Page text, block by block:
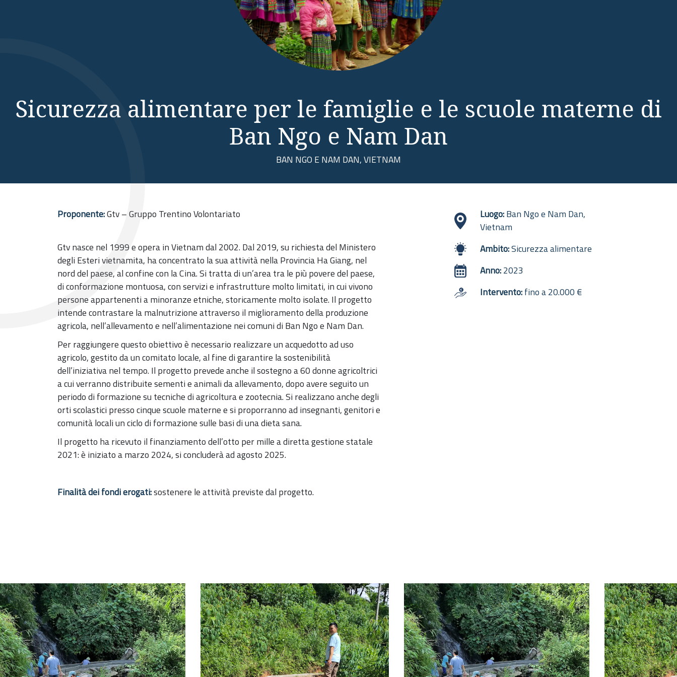
Sicurezza alimentare per le famiglie e le scuole materne di
Ban Ngo e Nam Dan
BAN NGO E NAM DAN, VIETNAM
Proponente:Gtv – Gruppo Trentino Volontariato
Gtv nasce nel 1999 e opera in Vietnam dal 2002. Dal 2019, su richiesta del Ministero
degli Esteri vietnamita, ha concentrato la sua attività nella Provincia Ha Giang, nel
nord del paese, al confine con la Cina. Si tratta di un’area tra le più povere del paese,
di conformazione montuosa, con servizi e infrastrutture molto limitati, in cui vivono
persone appartenenti a minoranze etniche, storicamente molto isolate. Il progetto
intende contrastare la malnutrizione attraverso il miglioramento della produzione
agricola, nell’allevamento e nell’alimentazione nei comuni di Ban Ngo e Nam Dan.
Per raggiungere questo obiettivo è necessario realizzare un acquedotto ad uso
agricolo, gestito da un comitato locale, al fine di garantire la sostenibilità
dell’iniziativa nel tempo. Il progetto prevede anche il sostegno a 60 donne agricoltrici
a cui verranno distribuite sementi e animali da allevamento, dopo avere seguito un
periodo di formazione su tecniche di agricoltura e zootecnia. Si realizzano anche degli
orti scolastici presso cinque scuole materne e si proporranno ad insegnanti, genitori e
comunità locali un ciclo di formazione sulle basi di una dieta sana.
Il progetto ha ricevuto il finanziamento dell’otto per mille a diretta gestione statale
2021: è iniziato a marzo 2024, si concluderà ad agosto 2025.
Finalità dei fondi erogati:sostenere le attività previste dal progetto.
Luogo:Ban Ngo e Nam Dan,
Vietnam
Ambito:Sicurezza alimentare
Anno:2023
Intervento:fino a 20.000 €